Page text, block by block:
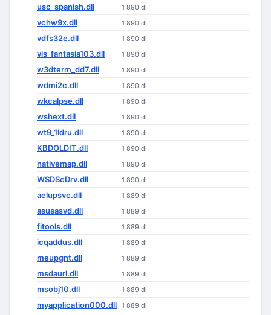
usc_spanish.dll 1 890 dl
vchw9x.dll 1 890 dl
vdfs32e.dll 1 890 dl
vis_fantasia103.dll 1 890 dl
w3dterm_dd7.dll 1 890 dl
wdmi2c.dll 1 890 dl
wkcalpse.dll 1 890 dl
wshext.dll 1 890 dl
wt9_1ldru.dll 1 890 dl
KBDOLDIT.dll 1 890 dl
nativemap.dll 1 890 dl
WSDScDrv.dll 1 890 dl
aelupsvc.dll 1 889 dl
asusasvd.dll 1 889 dl
fitools.dll 1 889 dl
icqaddus.dll 1 889 dl
meupgnt.dll 1 889 dl
msdaurl.dll 1 889 dl
msobj10.dll 1 889 dl
myapplication000.dll 1 889 dl